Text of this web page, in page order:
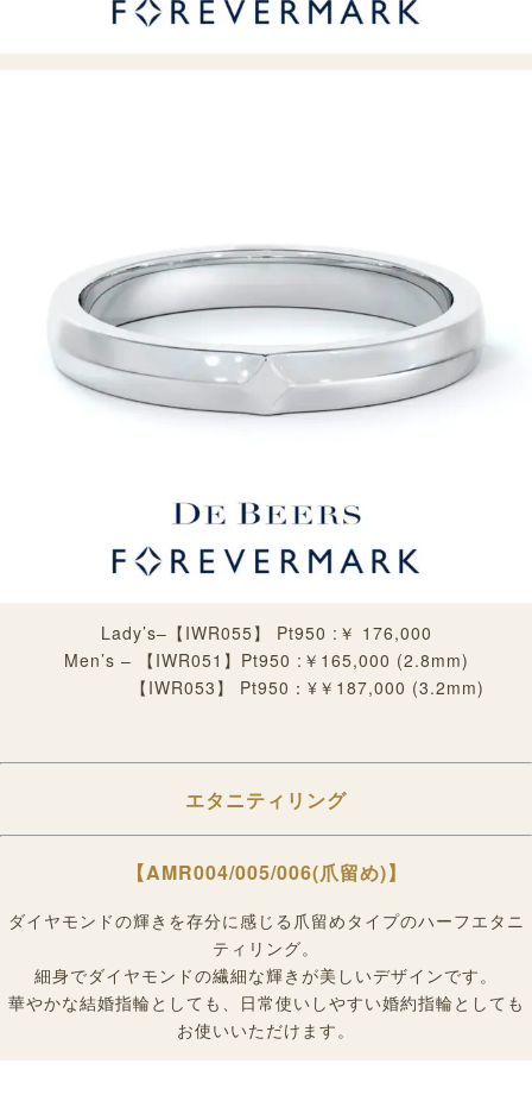
Lady’s–【IWR055】 Pt950 :￥ 176,000
Men’s – 【IWR051】Pt950 :￥165,000 (2.8mm)
【IWR053】 Pt950：¥￥187,000 (3.2mm)
エタニティリング
【AMR004/005/006(爪留め)】
ダイヤモンドの輝きを存分に感じる爪留めタイプのハーフエタニ
ティリング。
細身でダイヤモンドの繊細な輝きが美しいデザインです。
華やかな結婚指輪としても、日常使いしやすい婚約指輪としても
お使いいただけます。